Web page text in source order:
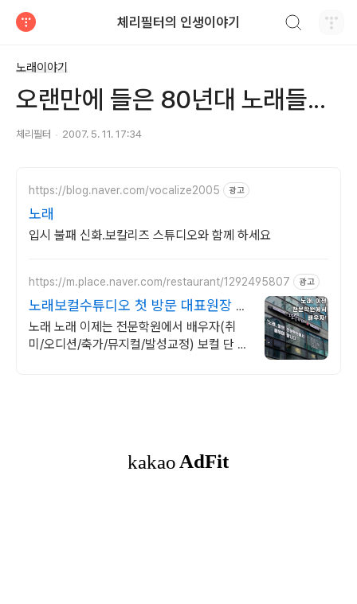
체리필터의 인생이야기
노래이야기
오랜만에 들은 80년대 노래들...
체리필터 2007. 5. 11. 17:34
https://blog.naver.com/vocalize2005 광고
노래
입시 불패 신화.보칼리즈 스튜디오와 함께 하세요
https://m.place.naver.com/restaurant/1292495807 광고
노래보컬수튜디오 첫 방문 대표원장 무
료레슨
노래 노래 이제는 전문학원에서 배우자(취
미/오디션/축가/뮤지컬/발성교정) 보컬 단 한